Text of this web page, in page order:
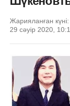
Жарияланған күні:
29 сәуір 2020,